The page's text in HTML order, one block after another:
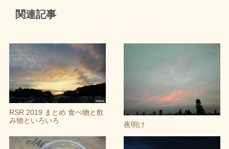
関連記事
RSR 2019 まとめ 食べ物と飲
み物といろいろ
夜明け